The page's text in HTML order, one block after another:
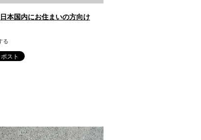
日本国内にお住まいの方向け
る